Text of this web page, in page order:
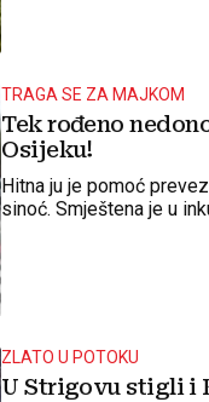
TRAGA SE ZA MAJKOM
Tek rođeno
Osijeku!
Hitna ju je pomoć
sinoć. Smještena je u
ZLATO U POTOKU
U Strigovu stigli i